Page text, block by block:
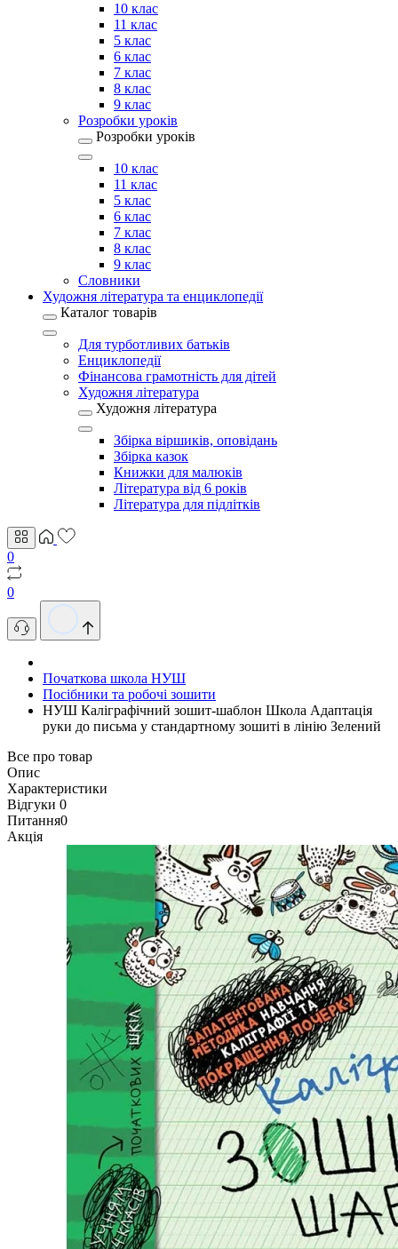
10 клас
11 клас
5 клас
6 клас
7 клас
8 клас
9 клас
Розробки уроків
Розробки уроків
10 клас
11 клас
5 клас
6 клас
7 клас
8 клас
9 клас
Словники
Художня література та енциклопедії
Каталог товарів
Для турботливих батьків
Енциклопедії
Фінансова грамотність для дітей
Художня література
Художня література
Збірка віршиків, оповідань
Збірка казок
Книжки для малюків
Література від 6 років
Література для підлітків
0
0
Початкова школа НУШ
Посібники та робочі зошити
НУШ Каліграфічний зошит-шаблон Школа Адаптація
руки до письма у стандартному зошиті в лінію Зелений
Все про товар
Опис
Характеристики
Відгуки 0
Питання0
Акція